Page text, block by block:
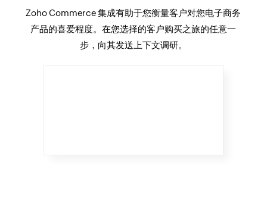
Zoho Commerce 集成有助于您衡量客户对您电子商务
产品的喜爱程度。在您选择的客户购买之旅的任意一
步，向其发送上下文调研。